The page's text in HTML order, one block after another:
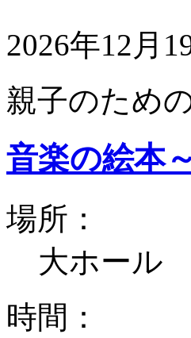
2026年12月
親子のため
音楽の絵本
場所：
大ホール
時間：